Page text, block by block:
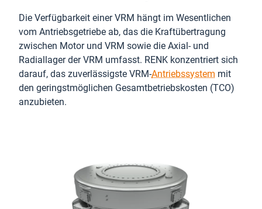
Die Verfügbarkeit einer VRM hängt im Wesentlichen
vom Antriebsgetriebe ab, das die Kraftübertragung
zwischen Motor und VRM sowie die Axial- und
Radiallager der VRM umfasst. RENK konzentriert sich
darauf, das zuverlässigste VRM-Antriebssystem mit
den geringstmöglichen Gesamtbetriebskosten (TCO)
anzubieten.